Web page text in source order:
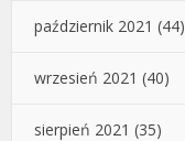
październik 2021 (44)
wrzesień 2021 (40)
sierpień 2021 (35)